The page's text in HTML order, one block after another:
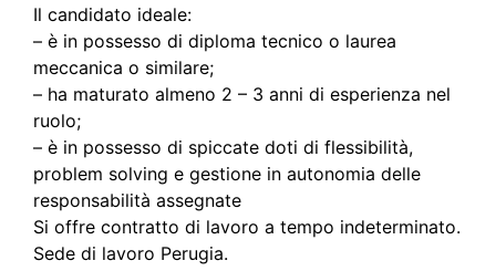
Il candidato ideale:
– è in possesso di diploma tecnico o laurea
meccanica o similare;
– ha maturato almeno 2 – 3 anni di esperienza nel
ruolo;
– è in possesso di spiccate doti di flessibilità,
problem solving e gestione in autonomia delle
responsabilità assegnate
Si offre contratto di lavoro a tempo indeterminato.
Sede di lavoro Perugia.